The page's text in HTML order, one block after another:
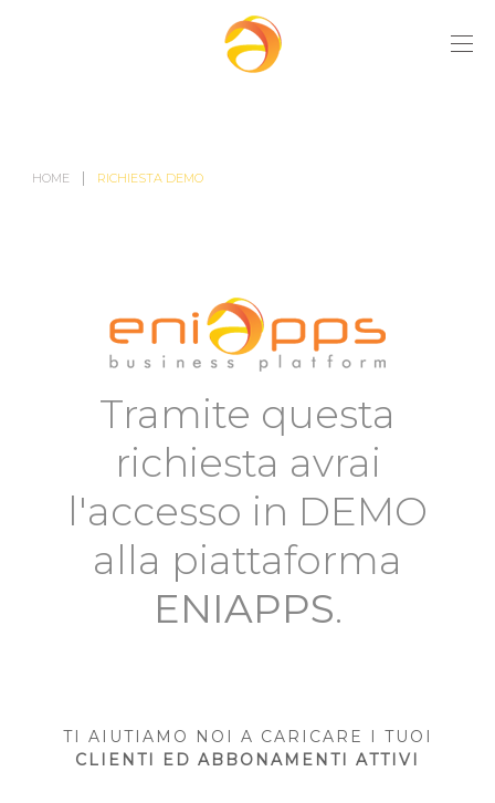
HOME RICHIESTA DEMO
Tramite questa
richiesta avrai
l'accesso in DEMO
alla piattaforma
ENIAPPS.
TI AIUTIAMO NOI A CARICARE I TUOI
CLIENTI ED ABBONAMENTI ATTIVI